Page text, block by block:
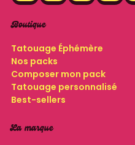
Boutique
Tatouage Éphémère
Nos packs
Composer mon pack
Tatouage personnalisé
Best-sellers
La marque